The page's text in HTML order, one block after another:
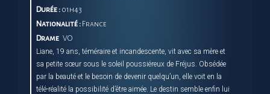
Durée : 01h43
Nationalité : France
Drame VO
Liane, 19 ans, téméraire et incandescente, vit avec sa mère et
sa petite sœur sous le soleil poussiéreux de Fréjus. Obsédée
par la beauté et le besoin de devenir quelqu’un, elle voit en la
télé-réalité la possibilité d’être aimée. Le destin semble enfin lui